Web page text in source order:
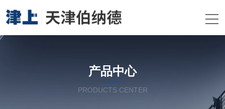
产品中心
PRODUCTS CENTER